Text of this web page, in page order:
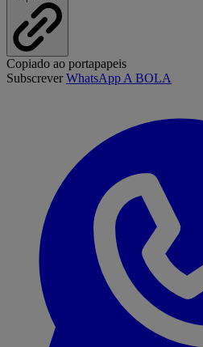
Copiado ao portapapeis
SubscreverWhatsApp A BOLA